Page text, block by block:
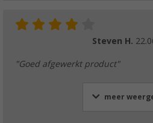
Steven H.
"Goed afgewerkt product"
meer